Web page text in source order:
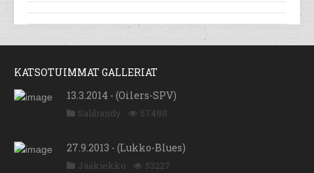
KATSOTUIMMAT GALLERIAT
13.3.2014 - (Oilers-SPV)
Salibandy 57488
27.9.2013 - (Lukko-Blues)
Jääkiekko 53227